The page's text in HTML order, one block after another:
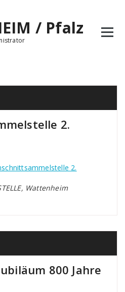
/ Pfalz
2.
2.
Wattenheim
800 Jahre